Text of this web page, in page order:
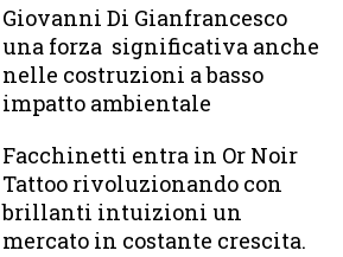
Giovanni Di Gianfrancesco
una forza significativa anche
nelle costruzioni a basso
impatto ambientale
Facchinetti entra in Or Noir
Tattoo rivoluzionando con
brillanti intuizioni un
mercato in costante crescita.